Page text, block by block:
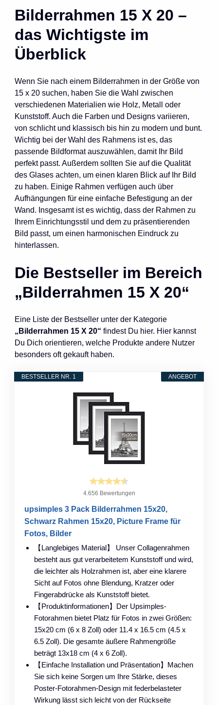
Bilderrahmen 15 X 20 –
das Wichtigste im
Überblick
Wenn Sie nach einem Bilderrahmen in der Größe von
15 x 20 suchen, haben Sie die Wahl zwischen
verschiedenen Materialien wie Holz, Metall oder
Kunststoff. Auch die Farben und Designs variieren,
von schlicht und klassisch bis hin zu modern und bunt.
Wichtig bei der Wahl des Rahmens ist es, das
passende Bildformat auszuwählen, damit Ihr Bild
perfekt passt. Außerdem sollten Sie auf die Qualität
des Glases achten, um einen klaren Blick auf Ihr Bild
zu haben. Einige Rahmen verfügen auch über
Aufhängungen für eine einfache Befestigung an der
Wand. Insgesamt ist es wichtig, dass der Rahmen zu
Ihrem Einrichtungsstil und dem zu präsentierenden
Bild passt, um einen harmonischen Eindruck zu
hinterlassen.
Die Bestseller im Bereich
„Bilderrahmen 15 X 20“
Eine Liste der Bestseller unter der Kategorie
„Bilderrahmen 15 X 20“ findest Du hier. Hier kannst
Du Dich orientieren, welche Produkte andere Nutzer
besonders oft gekauft haben.
ANGEBOT
BESTSELLER NR. 1
4.656 Bewertungen
upsimples 3 Pack Bilderrahmen 15x20,
Schwarz Rahmen 15x20, Picture Frame für
Fotos, Bilder
【Langlebiges Material】 Unser Collagenrahmen
besteht aus gut verarbeitetem Kunststoff und wird,
die leichter als Holzrahmen ist, aber eine klarere
Sicht auf Fotos ohne Blendung, Kratzer oder
Fingerabdrücke als Kunststoff bietet.
【Produktinformationen】Der Upsimples-
Fotorahmen bietet Platz für Fotos in zwei Größen:
15x20 cm (6 x 8 Zoll) oder 11.4 x 16.5 cm (4.5 x
6.5 Zoll). Die gesamte äußere Rahmengröße
beträgt 13x18 cm (4 x 6 Zoll).
【Einfache Installation und Präsentation】Machen
Sie sich keine Sorgen um Ihre Stärke, dieses
Poster-Fotorahmen-Design mit federbelasteter
Wirkung lässt sich leicht von der Rückseite